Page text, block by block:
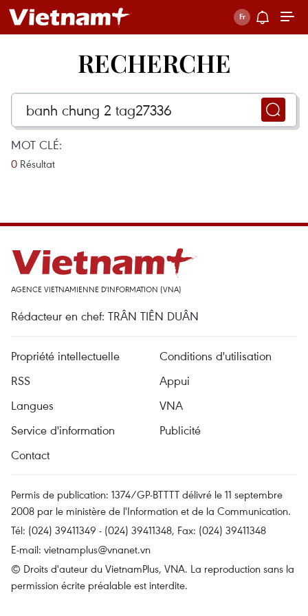
RECHERCHE
MOT CLÉ:
0 Résultat
AGENCE VIETNAMIENNE D'INFORMATION (VNA)
Rédacteur en chef: TRÂN TIÊN DUÂN
Propriété intellectuelle
Conditions d'utilisation
RSS
Appui
Langues
VNA
Service d'information
Publicité
Contact
Permis de publication: 1374/GP-BTTTT délivré le 11 septembre
2008 par le ministère de l'Information et de la Communication.
Tél: (024) 39411349 - (024) 39411348, Fax: (024) 39411348
E-mail: vietnamplus@vnanet.vn
© Droits d'auteur du VietnamPlus, VNA. La reproduction sans la
permission écrite préalable est interdite.